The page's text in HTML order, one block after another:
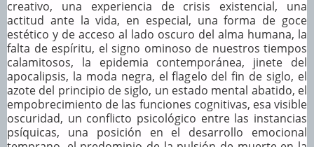
creativo, una experiencia de crisis existencial, una
actitud ante la vida, en especial, una forma de goce
estético y de acceso al lado oscuro del alma humana, la
falta de espíritu, el signo ominoso de nuestros tiempos
calamitosos, la epidemia contemporánea, jinete del
apocalipsis, la moda negra, el flagelo del fin de siglo, el
azote del principio de siglo, un estado mental abatido, el
empobrecimiento de las funciones cognitivas, esa visible
oscuridad, un conflicto psicológico entre las instancias
psíquicas, una posición en el desarrollo emocional